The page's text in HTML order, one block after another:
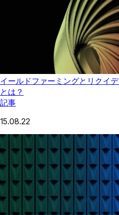
イールドファーミングとリクイ
とは？
記事
15.08.22